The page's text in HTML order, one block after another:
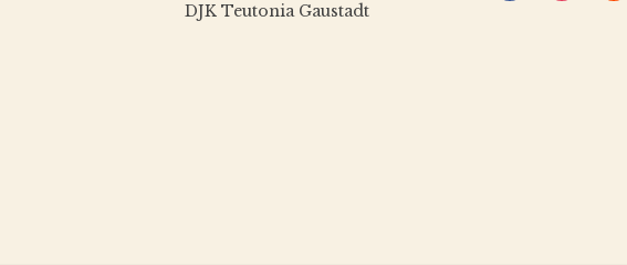
DJK Teutonia Gaustadt